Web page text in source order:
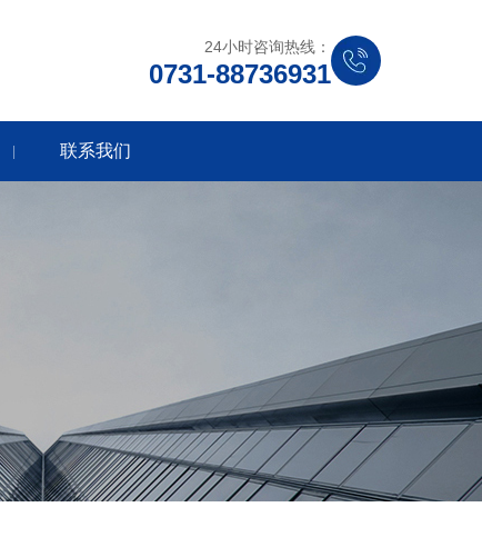
24小时咨询热线：
0731-88736931
| 联系我们